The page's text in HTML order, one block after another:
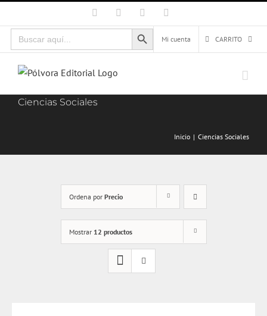
al
contenido
Facebook Instagram
Buscar:
Botón de búsqueda
Mi cuenta
CARRITO
Ciencias Sociales
Inicio Ciencias Sociales
Ordena por Precio
Mostrar 12 productos